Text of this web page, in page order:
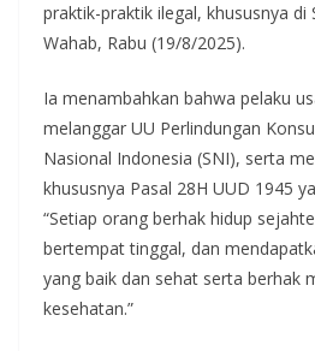
praktik-praktik ilegal, khususnya di
Wahab, Rabu (19/8/2025).
Ia menambahkan bahwa pelaku
melanggar UU Perlindungan
Nasional Indonesia (SNI), serta
khususnya Pasal 28H UUD 1945
“Setiap orang berhak hidup
bertempat tinggal, dan
yang baik dan sehat serta berhak
kesehatan.”